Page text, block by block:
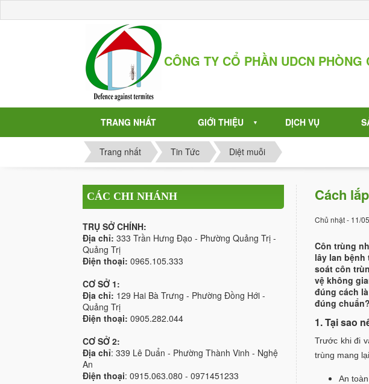
CÔNG TY CỔ PHẦN UDCN
TRANG NHẤT GIỚI THIỆU ▼ DỊCH VỤ
Trang nhất Tin Tức Diệt muỗi
Cách
Chủ nhật - 11/
Côn trùng
lây lan
soát côn
vệ không
đúng cách
đúng
1. Tại sao
Trước khi đi
trùng mang
An
CÁC CHI NHÁNH
TRỤ SỞ CHÍNH:
Địa chỉ: 333 Trần Hưng Đạo - Phường Quảng Trị -
Quảng Trị
Điện thoại: 0965.105.333
CƠ SỞ 1:
Địa chỉ: 129 Hai Bà Trưng - Phường Đồng Hới -
Quảng Trị
Điện thoại: 0905.282.044
CƠ SỞ 2:
Địa chỉ: 339 Lê Duẩn - Phường Thành Vinh - Nghệ
An
Điện thoại: 0915.063.080 - 0971451233